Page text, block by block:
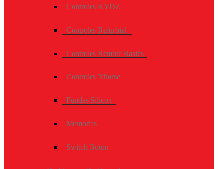
Controles KYDZ
Controles Refurbish
Controles Remote Basics
Controles Xhorse
Fundas Silicon
Memorias
Switch Botón